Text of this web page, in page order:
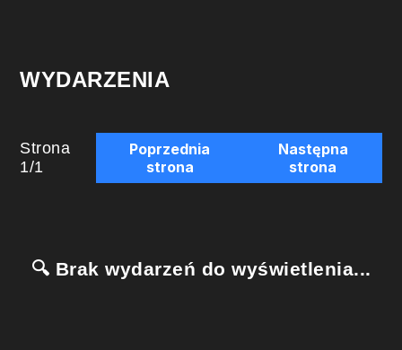
WYDARZENIA
Strona
1/1
Poprzednia
strona
Następna
strona
🔍 Brak wydarzeń do wyświetlenia...